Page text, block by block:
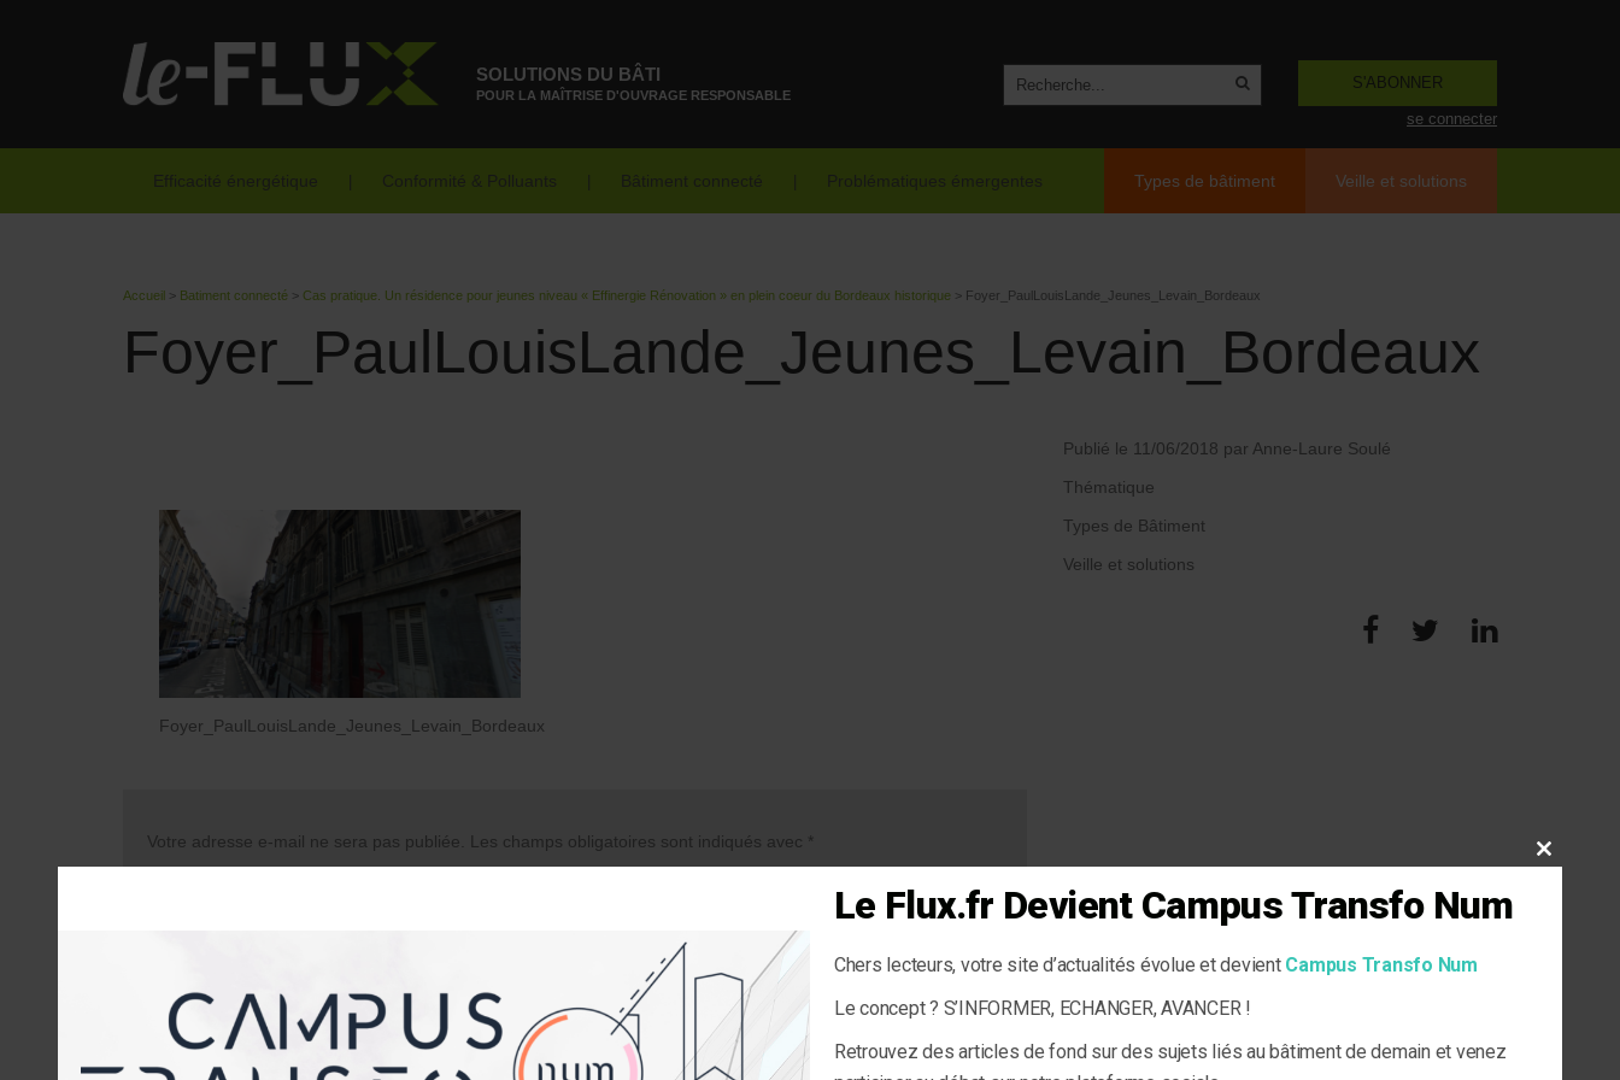
SOLUTIONS DU BÂTI
POUR LA MAÎTRISE D'OUVRAGE RESPONSABLE
S'ABONNER
se connecter
Efficacité énergétique Conformité & Polluants Bâtiment connecté Problématiques émergentes Types de bâtiment Veille et solutions
Accueil > Batiment connecté > Cas pratique. Un résidence pour jeunes niveau « Effinergie Rénovation » en plein coeur du Bordeaux historique > Foyer_PaulLouisLande_Jeunes_Levain_Bordeaux
Foyer_PaulLouisLande_Jeunes_Levain_Bordeaux
Foyer_PaulLouisLande_Jeunes_Levain_Bordeaux
Votre adresse e-mail ne sera pas publiée. Les champs obligatoires sont indiqués avec *
Nom
Publié le 11/06/2018 par Anne-Laure Soulé
Thématique
Types de Bâtiment
Veille et solutions
CLOSE
Le Flux.fr Devient Campus Transfo Num
Chers lecteurs, votre site d’actualités évolue et devient Campus Transfo Num
Le concept ? S’INFORMER, ECHANGER, AVANCER !
Retrouvez des articles de fond sur des sujets liés au bâtiment de demain et venez